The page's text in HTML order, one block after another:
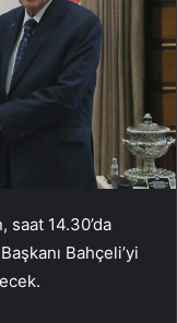
saat 14.30’da
Bahçeli’yi